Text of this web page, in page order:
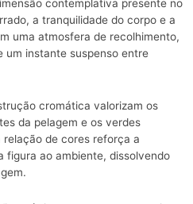
contemplativa presente no
a tranquilidade do corpo e a
uma atmosfera de recolhimento,
um instante suspenso entre
cromática valorizam os
da pelagem e os verdes
de cores reforça a
figura ao ambiente, dissolvendo